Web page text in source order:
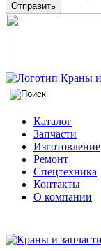
Отправить
Каталог
Запчасти
Изготовление
Ремонт
Спецтехника
Контакты
О компании